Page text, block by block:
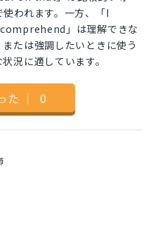
われます。一方、「I
」は理解できな
たは強調したいときに使う
況に適しています。
た ｜ 0